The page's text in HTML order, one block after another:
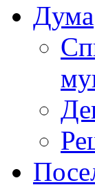
Дума